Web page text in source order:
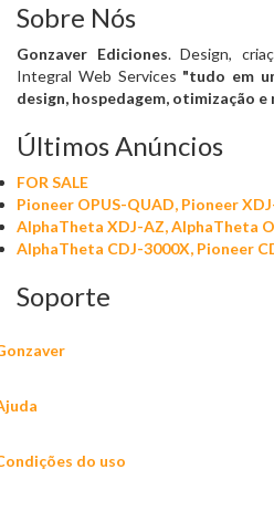
Sobre Nós
Gonzaver Ediciones. Design,
Integral Web Services "tudo em
design, hospedagem, otimização e
Últimos Anúncios
FOR SALE
Pioneer OPUS-QUAD, Pioneer
AlphaTheta XDJ-AZ, AlphaTheta
AlphaTheta CDJ-3000X, Pioneer
Soporte
do uso